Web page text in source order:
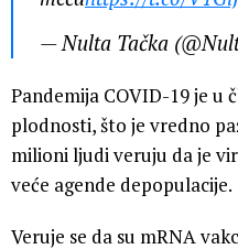
— Nulta Tačka
Pandemija COVID-19 je u
plodnosti, što je vredno
milioni ljudi veruju da je
veće agende depopulacije.
Veruje se da su mRNA